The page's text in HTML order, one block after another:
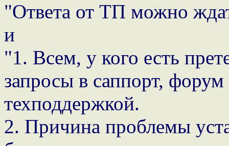
"Ответа от ТП можно
и
"1. Всем, у кого есть
запросы в саппорт,
техподдержкой.
2. Причина проблемы